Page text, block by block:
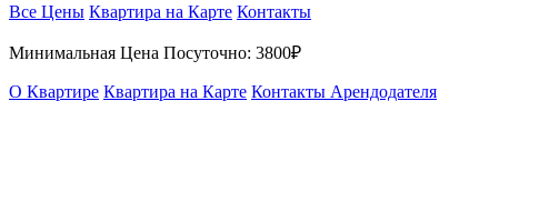
Все Цены Квартира на Карте Контакты
Минимальная Цена Посуточно: 3800₽
О Квартире Квартира на Карте Контакты Арендодателя